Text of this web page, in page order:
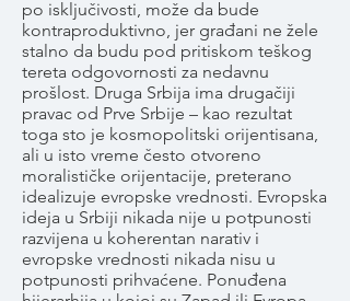
po isključivosti, može da bude
kontraproduktivno, jer građani ne žele
stalno da budu pod pritiskom teškog
tereta odgovornosti za nedavnu
prošlost. Druga Srbija ima drugačiji
pravac od Prve Srbije – kao rezultat
toga sto je kosmopolitski orijentisana,
ali u isto vreme često otvoreno
moralističke orijentacije, preterano
idealizuje evropske vrednosti. Evropska
ideja u Srbiji nikada nije u potpunosti
razvijena u koherentan narativ i
evropske vrednosti nikada nisu u
potpunosti prihvaćene. Ponuđena